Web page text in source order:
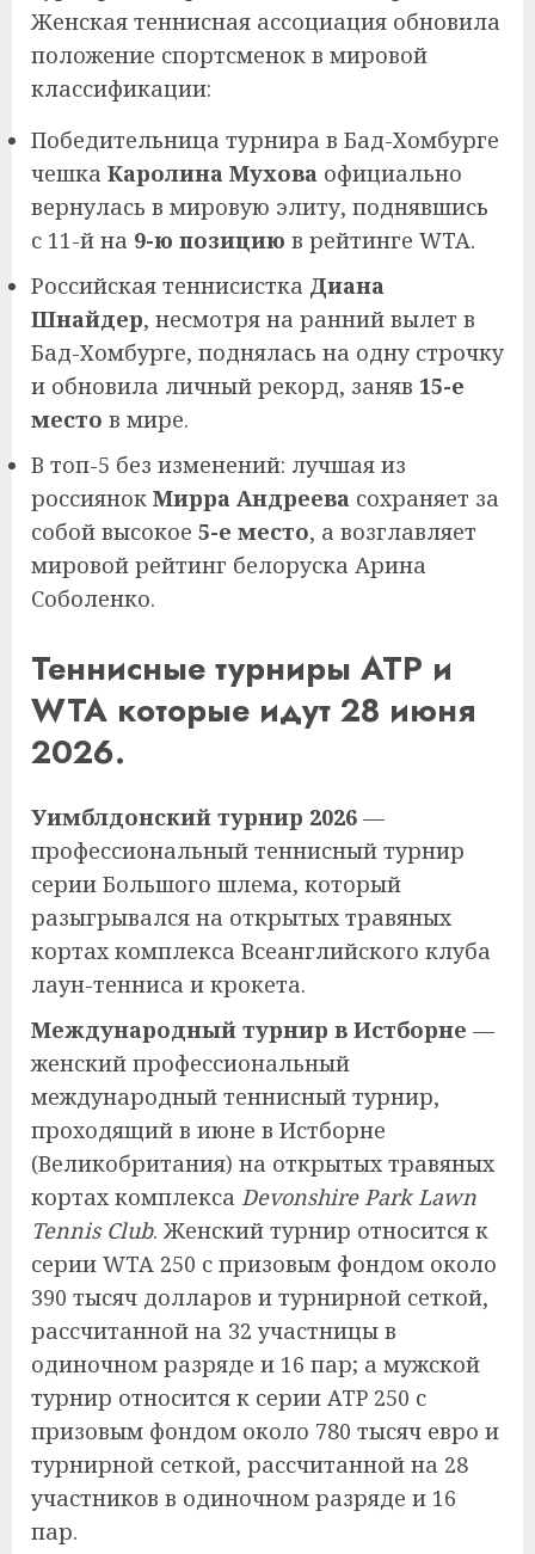
Женская теннисная ассоциация обновила
положение спортсменок в мировой
классификации:
Победительница турнира в Бад-Хомбурге
чешка Каролина Мухова официально
вернулась в мировую элиту, поднявшись
с 11-й на 9-ю позицию в рейтинге WTA.
Российская теннисистка Диана
Шнайдер, несмотря на ранний вылет в
Бад-Хомбурге, поднялась на одну строчку
и обновила личный рекорд, заняв 15-е
место в мире.
В топ-5 без изменений: лучшая из
россиянок Мирра Андреева сохраняет за
собой высокое 5-е место, а возглавляет
мировой рейтинг белоруска Арина
Соболенко.
Теннисные турниры ATP и
WTA которые идут 28 июня
2026.
Уимблдонский турнир 2026 —
профессиональный теннисный турнир
серии Большого шлема, который
разыгрывался на открытых травяных
кортах комплекса Всеанглийского клуба
лаун-тенниса и крокета.
Международный турнир в Истборне —
женский профессиональный
международный теннисный турнир,
проходящий в июне в Истборне
(Великобритания) на открытых травяных
кортах комплекса Devonshire Park Lawn
Tennis Club. Женский турнир относится к
серии WTA 250 с призовым фондом около
390 тысяч долларов и турнирной сеткой,
рассчитанной на 32 участницы в
одиночном разряде и 16 пар; а мужской
турнир относится к серии ATP 250 с
призовым фондом около 780 тысяч евро и
турнирной сеткой, рассчитанной на 28
участников в одиночном разряде и 16
пар.